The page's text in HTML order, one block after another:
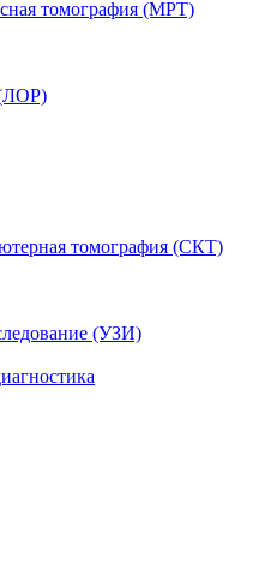
томография (МРТ)
томография (СКТ)
(УЗИ)